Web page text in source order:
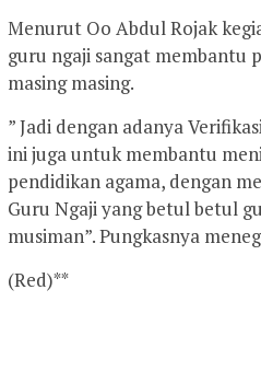
Menurut Oo Abdul Rojak
guru ngaji sangat membantu
masing masing.
” Jadi dengan adanya
ini juga untuk membantu
pendidikan agama, dengan
Guru Ngaji yang betul betul
musiman”. Pungkasnya
(Red)**